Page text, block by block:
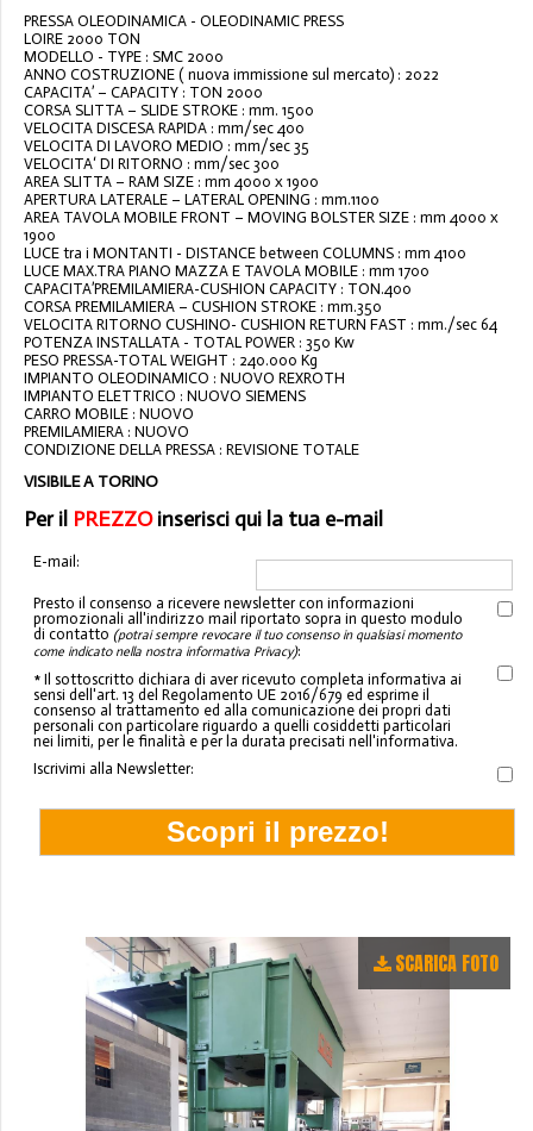
PRESSA OLEODINAMICA - OLEODINAMIC PRESS
LOIRE 2000 TON
MODELLO - TYPE : SMC 2000
ANNO COSTRUZIONE ( nuova immissione sul mercato) : 2022
CAPACITA’ – CAPACITY : TON 2000
CORSA SLITTA – SLIDE STROKE : mm. 1500
VELOCITA DISCESA RAPIDA : mm/sec 400
VELOCITA DI LAVORO MEDIO : mm/sec 35
VELOCITA‘ DI RITORNO : mm/sec 300
AREA SLITTA – RAM SIZE : mm 4000 x 1900
APERTURA LATERALE – LATERAL OPENING : mm.1100
AREA TAVOLA MOBILE FRONT – MOVING BOLSTER SIZE : mm 4000 x
1900
LUCE tra i MONTANTI - DISTANCE between COLUMNS : mm 4100
LUCE MAX.TRA PIANO MAZZA E TAVOLA MOBILE : mm 1700
CAPACITA’PREMILAMIERA-CUSHION CAPACITY : TON.400
CORSA PREMILAMIERA – CUSHION STROKE : mm.350
VELOCITA RITORNO CUSHINO- CUSHION RETURN FAST : mm./sec 64
POTENZA INSTALLATA - TOTAL POWER : 350 Kw
PESO PRESSA-TOTAL WEIGHT : 240.000 Kg
IMPIANTO OLEODINAMICO : NUOVO REXROTH
IMPIANTO ELETTRICO : NUOVO SIEMENS
CARRO MOBILE : NUOVO
PREMILAMIERA : NUOVO
CONDIZIONE DELLA PRESSA : REVISIONE TOTALE
VISIBILE A TORINO
Per il PREZZOinserisci qui la tua e-mail
E-mail:
Presto il consenso a ricevere newsletter con informazioni
promozionali all'indirizzo mail riportato sopra in questo modulo
di contatto (potrai sempre revocare il tuo consenso in qualsiasi momento
come indicato nella nostra informativa Privacy):
* Il sottoscritto dichiara di aver ricevuto completa informativa ai
sensi dell'art. 13 del Regolamento UE 2016/679 ed esprime il
consenso al trattamento ed alla comunicazione dei propri dati
personali con particolare riguardo a quelli cosiddetti particolari
nei limiti, per le finalità e per la durata precisati nell'informativa.
Iscrivimi alla Newsletter:
SCARICA FOTO